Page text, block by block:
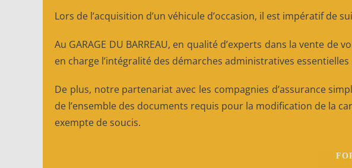
Lors de l’acquisition d’un véhicule d’occasion, il est impératif de
Au GARAGE DU BARREAU, en qualité d’experts dans la vente
en charge l’intégralité des démarches administratives
De plus, notre partenariat avec les compagnies d’assurance
de l’ensemble des documents requis pour la modification de la
exempte de soucis.